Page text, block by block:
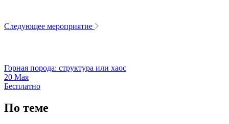
Следующее мероприятие
Горная порода: структура или хаос
20 Мая
Бесплатно
По теме